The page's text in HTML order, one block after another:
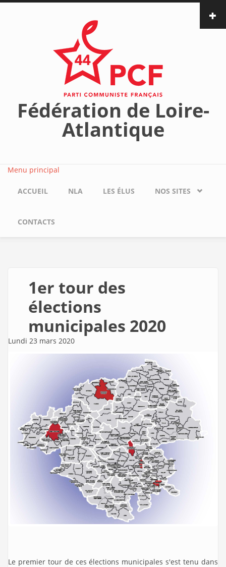
Aller au contenu principal
Fédération de Loire-
Atlantique
Menu principal
ACCUEIL NLA LES ÉLUS NOS SITES
CONTACTS
1er tour des
élections
municipales 2020
Lundi 23 mars 2020
Le premier tour de ces élections municipales s'est tenu dans